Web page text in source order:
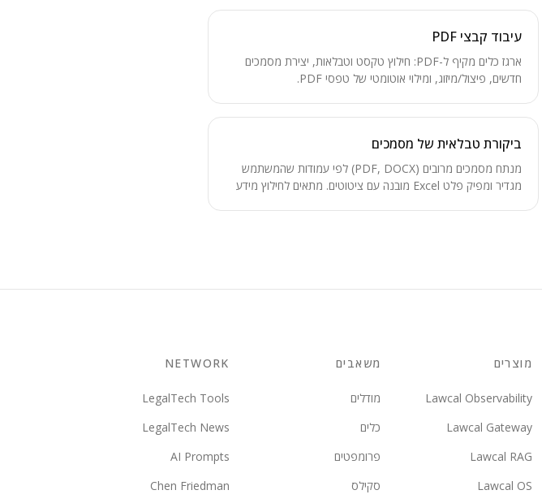
עיבוד קבצי PDF
ארגז כלים מקיף ל-PDF: חילוץ טקסט וטבלאות, יצירת מסמכים
חדשים, פיצול/מיזוג, ומילוי אוטומטי של טפסי PDF.
ביקורת טבלאית של מסמכים
מנתח מסמכים מרובים (PDF, DOCX) לפי עמודות שהמשתמש
מגדיר ומפיק פלט Excel מובנה עם ציטוטים. מתאים לחילוץ מידע
מוצרים
Lawcal Observability
Lawcal Gateway
Lawcal RAG
Lawcal OS
משאבים
מודלים
כלים
פרומפטים
סקילס
NETWORK
LegalTech Tools
LegalTech News
AI Prompts
Chen Friedman